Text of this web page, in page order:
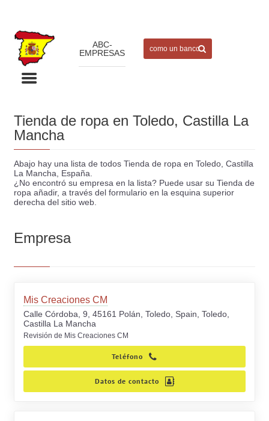
ABC-
EMPRESAS
Tienda de ropa en Toledo, Castilla La
Mancha
Abajo hay una lista de todos Tienda de ropa en Toledo, Castilla
La Mancha, España.
¿No encontró su empresa en la lista? Puede usar su Tienda de
ropa añadir, a través del formulario en la esquina superior
derecha del sitio web.
Empresa
Mis Creaciones CM
Calle Córdoba, 9, 45161 Polán, Toledo, Spain, Toledo,
Castilla La Mancha
Revisión de Mis Creaciones CM
Teléfono
Datos de contacto